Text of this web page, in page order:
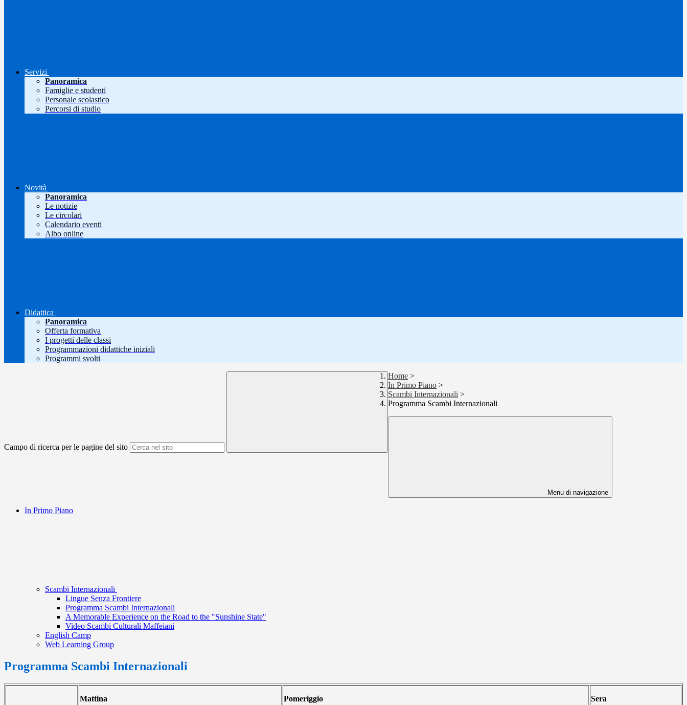
Servizi
Panoramica
Famiglie e studenti
Personale scolastico
Percorsi di studio
Novità
Panoramica
Le notizie
Le circolari
Calendario eventi
Albo online
Didattica
Panoramica
Offerta formativa
I progetti delle classi
Programmazioni didattiche iniziali
Programmi svolti
Campo di ricerca per le pagine del sito
Home >
In Primo Piano >
Scambi Internazionali >
Programma Scambi Internazionali
Menu di navigazione
In Primo Piano
Scambi Internazionali
Lingue Senza Frontiere
Programma Scambi Internazionali
A Memorable Experience on the Road to the "Sunshine State"
Video Scambi Culturali Maffeiani
English Camp
Web Learning Group
Programma Scambi Internazionali
Mattina Pomeriggio Sera